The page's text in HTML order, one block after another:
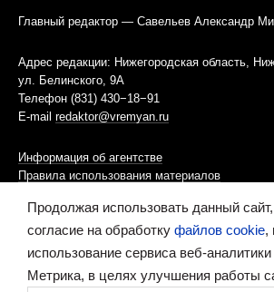
Главный редактор — Савельев Александр
Адрес редакции: Нижегородская область,
ул. Белинского, 9А
Телефон (831) 430−18−91
E-mail redaktor@vremyan.ru
Информация об агентстве
Правила использования материалов
Информационная политика использования
Ресурс содержит материалы 16+
Продолжая использовать данный
согласие на обработку файлов cookie,
использование сервиса веб-
Метрика, в целях улучшения работы